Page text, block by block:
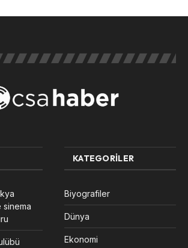
sinema
KATEGORILER
Biyografiler
Dünya
Ekonomi